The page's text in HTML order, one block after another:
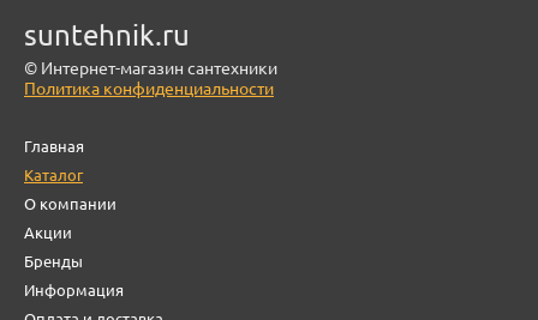
suntehnik.ru
© Интернет-магазин сантехники
Политика конфиденциальности
Главная
Каталог
О компании
Акции
Бренды
Информация